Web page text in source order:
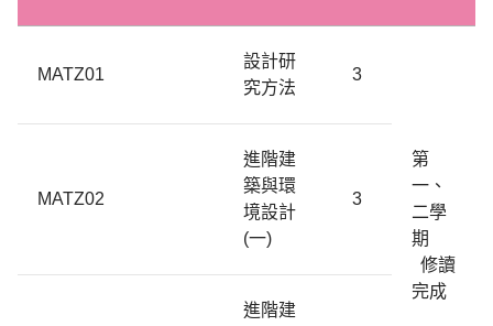
MATZ01
設計研
究方法
3
第
一、
二學
期
修讀
完成
MATZ02
進階建
築與環
境設計
(一)
3
進階建